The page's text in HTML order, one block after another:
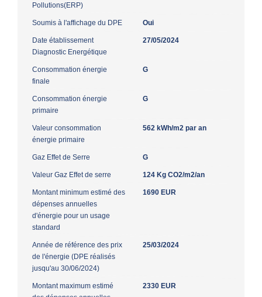
Pollutions(ERP)
Soumis à l'affichage du DPE Oui
Date établissement
Diagnostic Energétique
27/05/2024
Consommation énergie
finale
G
Consommation énergie
primaire
G
Valeur consommation
énergie primaire
562 kWh/m2 par an
Gaz Effet de Serre G
Valeur Gaz Effet de serre 124 Kg CO2/m2/an
Montant minimum estimé des
dépenses annuelles
d'énergie pour un usage
standard
1690 EUR
Année de référence des prix
de l'énergie (DPE réalisés
jusqu'au 30/06/2024)
25/03/2024
Montant maximum estimé
2330 EUR